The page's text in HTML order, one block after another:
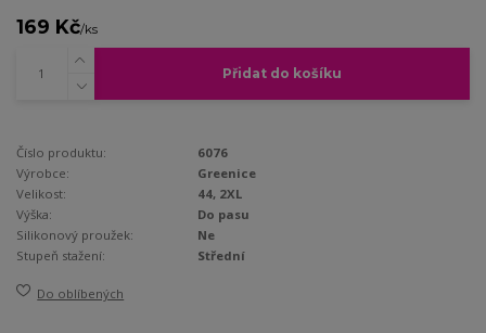
169 Kč/ks
Přidat do košíku
Číslo produktu:
6076
Výrobce:
Greenice
Velikost:
44, 2XL
Výška:
Do pasu
Silikonový proužek:
Ne
Stupeň stažení:
Střední
Do oblíbených